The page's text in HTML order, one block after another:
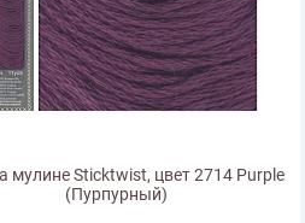
мулине Sticktwist, цвет 2714 Purple
(Пурпурный)